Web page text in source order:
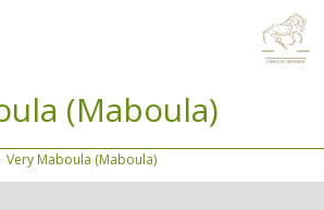
(Maboula)
Very Maboula (Maboula)